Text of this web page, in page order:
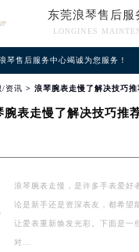
东莞浪琴售后服
LONGINES
琴售后服务中心竭诚为您服务！
/资讯 > 浪琴腕表走慢了解决技巧推
腕表走慢了解决技巧推
浪琴腕表走慢，是许多手表爱好
论是新手还是资深表友，都希望
让爱表重新焕发光彩。下面是一
对…